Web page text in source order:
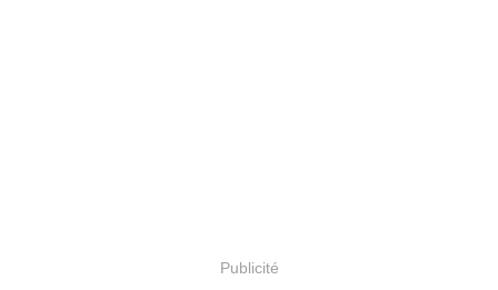
Publicité